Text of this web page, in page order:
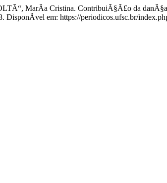
MarÃ­a Cristina. ContribuiÃ§Ã£o da danÃ§a
em: https://periodicos.ufsc.br/